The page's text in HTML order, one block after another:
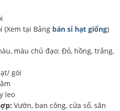
(Xem tại Bảng bán sỉ hạt giống)
màu chủ đạo: Đỏ, hồng, trắng,
gói
leo
Vườn, ban công, cửa sổ, sân